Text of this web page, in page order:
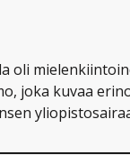
oli
joka kuvaa